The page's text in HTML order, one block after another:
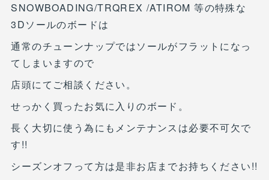
SNOWBOADING/TRQREX /ATIROM 等の特殊な
3Dソールのボードは
通常のチューンナップではソールがフラットになっ
てしまいますので
店頭にてご相談ください。
せっかく買ったお気に入りのボード。
長く大切に使う為にもメンテナンスは必要不可欠で
す!!
シーズンオフって方は是非お店までお持ちください!!